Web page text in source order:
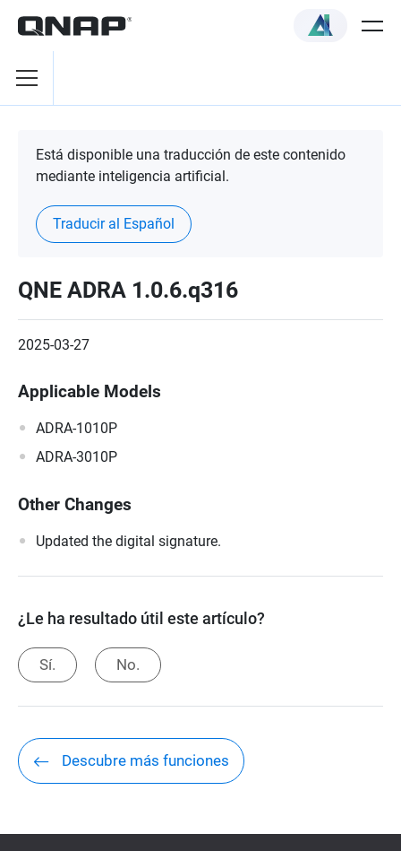
Está disponible una traducción de este contenido
mediante inteligencia artificial.
Traducir al Español
QNE ADRA 1.0.6.q316
2025-03-27
Applicable Models
ADRA-1010P
ADRA-3010P
Other Changes
Updated the digital signature.
¿Le ha resultado útil este artículo?
Sí. No.
Descubre más funciones